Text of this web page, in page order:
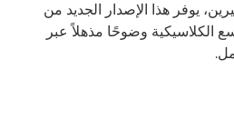
يوفر هذا الإصدار الجديد من
الكلاسيكية وضوحًا مذهلاً عبر